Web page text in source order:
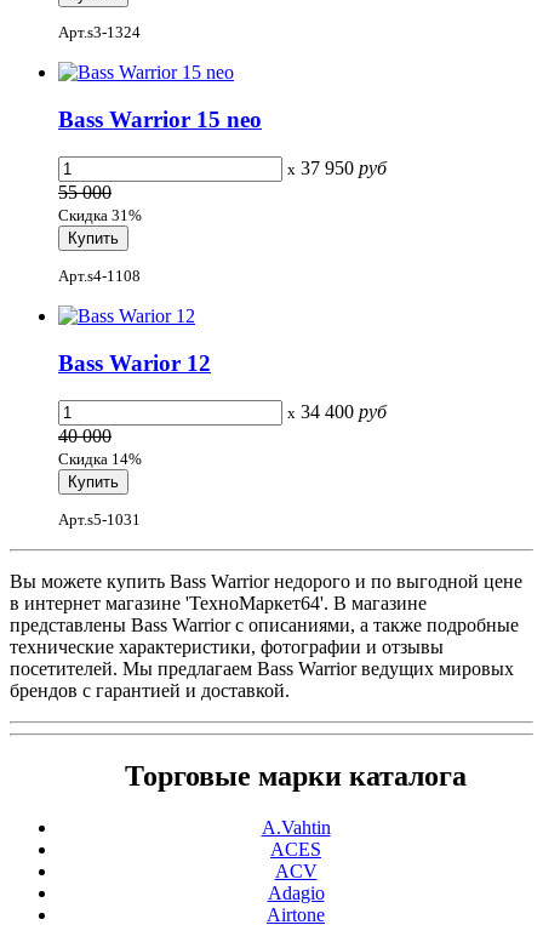
Арт.s3-1324
Bass Warrior 15 neo
x 37 950 руб
55 000
Скидка 31%
Арт.s4-1108
Bass Warior 12
x 34 400 руб
40 000
Скидка 14%
Арт.s5-1031
Вы можете купить Bass Warrior недорого и по выгодной цене
в интернет магазине 'ТехноМаркет64'. В магазине
представлены Bass Warrior с описаниями, а также подробные
технические характеристики, фотографии и отзывы
посетителей. Мы предлагаем Bass Warrior ведущих мировых
брендов с гарантией и доставкой.
Торговые марки каталога
A.Vahtin
ACES
ACV
Adagio
Airtone